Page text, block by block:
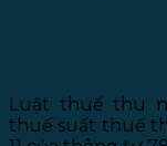
Luật thuế thu
thuế suất thuế